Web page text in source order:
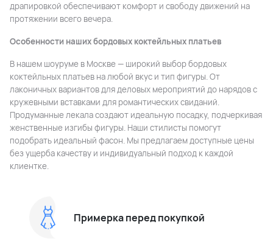
драпировкой обеспечивают комфорт и свободу движений на
протяжении всего вечера.
Особенности наших бордовых коктейльных платьев
В нашем шоуруме в Москве — широкий выбор бордовых
коктейльных платьев на любой вкус и тип фигуры. От
лаконичных вариантов для деловых мероприятий до нарядов с
кружевными вставками для романтических свиданий.
Продуманные лекала создают идеальную посадку, подчеркивая
женственные изгибы фигуры. Наши стилисты помогут
подобрать идеальный фасон. Мы предлагаем доступные цены
без ущерба качеству и индивидуальный подход к каждой
клиентке.
Примерка перед покупкой